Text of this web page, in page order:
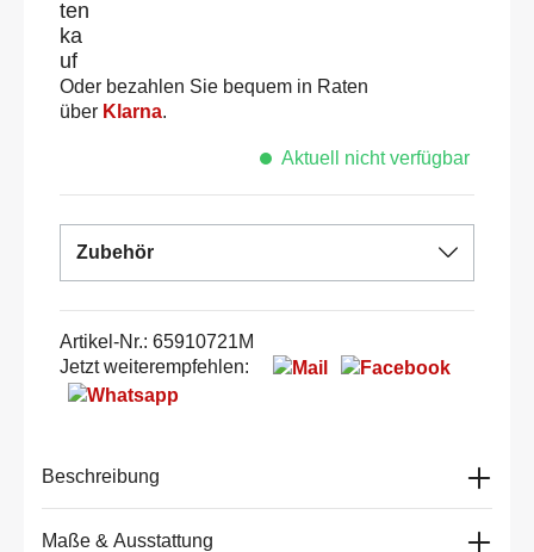
Oder bezahlen Sie bequem in Raten
über Klarna.
Aktuell nicht verfügbar
Zubehör
Artikel-Nr.: 65910721M
Jetzt weiterempfehlen:
Beschreibung
Maße & Ausstattung